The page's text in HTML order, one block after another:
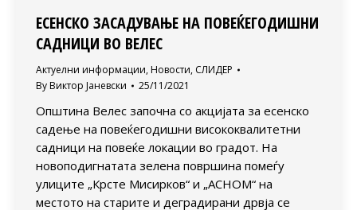
ЕСЕНСКО ЗАСАДУВАЊЕ НА ПОВЕЌЕГОДИШНИ
САДНИЦИ ВО ВЕЛЕС
Актуелни информации, Новости, СЛИДЕР
By Виктор Јаневски 25/11/2021
Општина Велес започна со акцијата за есенско
садење на повеќегодишни висококвалитетни
садници на повеќе локации во градот. На
новоподигнатата зелена површина помеѓу
улиците „Крсте Мисирков“ и „АСНОМ“ на
местото на старите и деградирани дрвја се